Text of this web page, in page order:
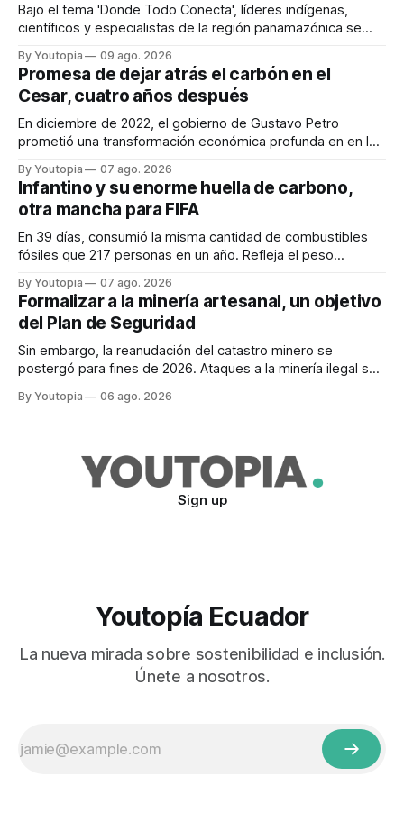
Bajo el tema 'Donde Todo Conecta', líderes indígenas,
científicos y especialistas de la región panamazónica se
By Youtopia 09 ago. 2026
Promesa de dejar atrás el carbón en el
Cesar, cuatro años después
En diciembre de 2022, el gobierno de Gustavo Petro
prometió una transformación económica profunda en en la
By Youtopia 07 ago. 2026
Infantino y su enorme huella de carbono,
otra mancha para FIFA
En 39 días, consumió la misma cantidad de combustibles
fósiles que 217 personas en un año. Refleja el peso
By Youtopia 07 ago. 2026
Formalizar a la minería artesanal, un objetivo
del Plan de Seguridad
Sin embargo, la reanudación del catastro minero se
postergó para fines de 2026. Ataques a la minería ilegal se
By Youtopia 06 ago. 2026
Sign up
Youtopía Ecuador
La nueva mirada sobre sostenibilidad e inclusión.
Únete a nosotros.